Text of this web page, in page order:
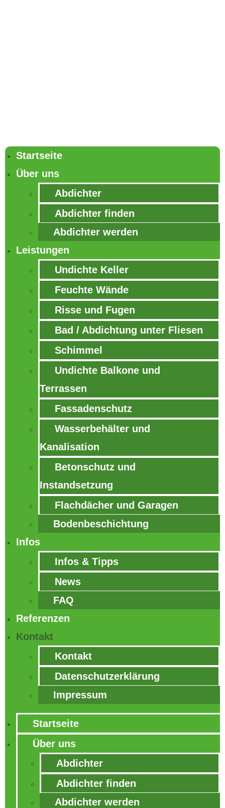
FEUCHTE WÄNDE? UNDICHTER
KEINE PANIK! WIR SIND FÜR SIE DA.
Startseite
Über uns
Abdichter
Abdichter finden
Abdichter werden
Leistungen
Undichte Keller
Feuchte Wände
Risse und Fugen
Bad / Abdichtung unter Fliesen
Schimmel
Undichte Balkone und
Terrassen
Fassadenschutz
Wasserbehälter und
Kanalisation
Betonschutz und
Instandsetzung
Flachdächer und Garagen
Bodenbeschichtung
Infos
Infos & Tipps
News
FAQ
Referenzen
Kontakt
Kontakt
Datenschutzerklärung
Impressum
Startseite
Über uns
Abdichter
Abdichter finden
Abdichter werden